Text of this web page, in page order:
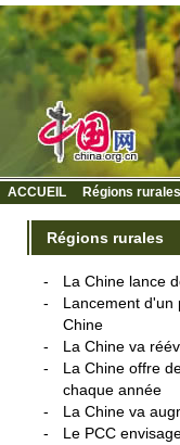
ACCUEIL Régions rurales
Régions rurales
-
La Chine lance
-
Lancement d'un
Chine
-
La Chine va
-
La Chine offre
chaque année
-
La Chine va
-
Le PCC